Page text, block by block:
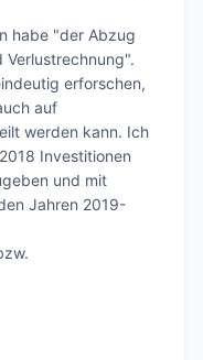
habe "der Abzug
erforschen,
auf
werden kann. Ich
Investitionen
und mit
Jahren 2019-